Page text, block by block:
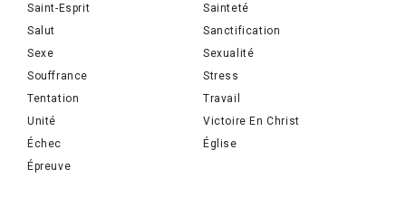
Saint-Esprit
Sainteté
Salut
Sanctification
Sexe
Sexualité
Souffrance
Stress
Tentation
Travail
Unité
Victoire En Christ
Échec
Église
Épreuve